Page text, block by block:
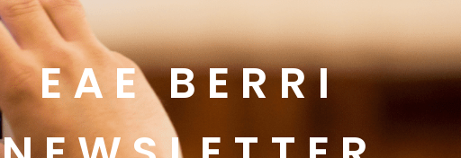
EAE BERRI